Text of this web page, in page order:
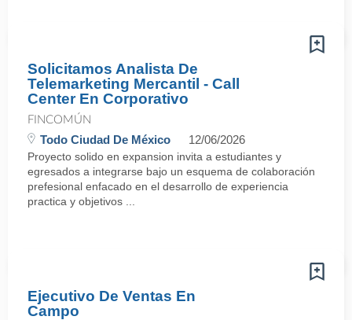
Solicitamos Analista De
Telemarketing Mercantil - Call
Center En Corporativo
FINCOMÚN
Todo Ciudad De México 12/06/2026
Proyecto solido en expansion invita a estudiantes y
egresados a integrarse bajo un esquema de colaboración
prefesional enfacado en el desarrollo de experiencia
practica y objetivos ...
Ejecutivo De Ventas En
Campo